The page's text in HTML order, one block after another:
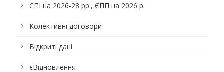
СПІ на 2026-28 рр., ЄПП на 2026 р.
Колективні договори
Відкриті дані
єВідновлення